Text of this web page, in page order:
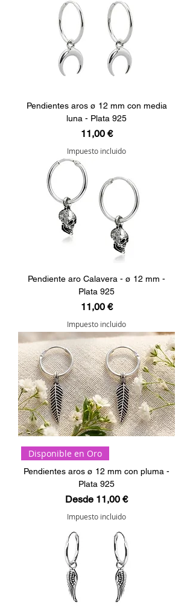
Pendientes aros ø 12 mm con media
luna - Plata 925
Precio
11,00 €
Impuesto incluido
Pendiente aro Calavera - ø 12 mm -
Plata 925
Precio
11,00 €
Impuesto incluido
Disponible en Oro
Pendientes aros ø 12 mm con pluma -
Plata 925
Desde 11,00 €
Precio de oferta
Impuesto incluido